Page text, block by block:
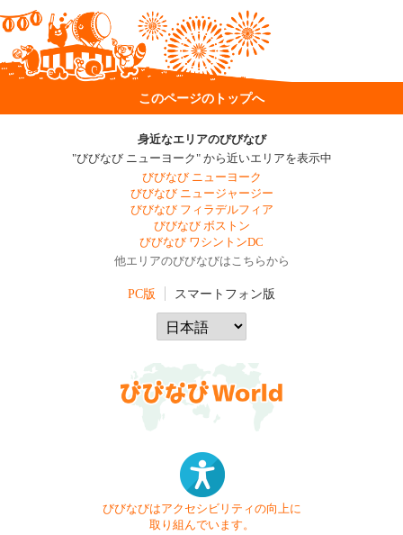
このページのトップへ
身近なエリアのびびなび
"びびなび ニューヨーク" から近いエリアを表示中
びびなび ニューヨーク
びびなび ニュージャージー
びびなび フィラデルフィア
びびなび ボストン
びびなび ワシントンDC
他エリアのびびなびはこちらから
PC版 スマートフォン版
びびなびはアクセシビリティの向上に
取り組んでいます。